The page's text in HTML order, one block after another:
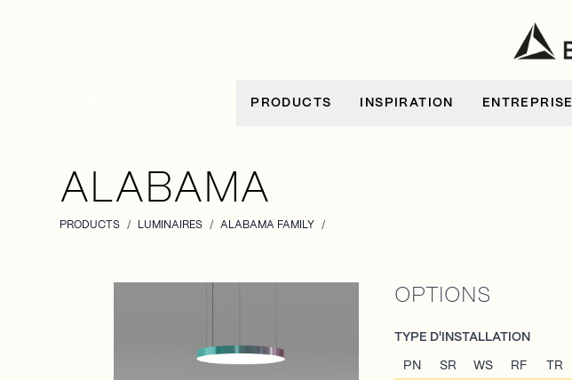
PRODUCTS INSPIRATION ENTREPRISE
ALABAMA
PRODUCTS / LUMINAIRES / ALABAMA FAMILY /
OPTIONS
TYPE D'INSTALLATION
PN SR WS RF TR